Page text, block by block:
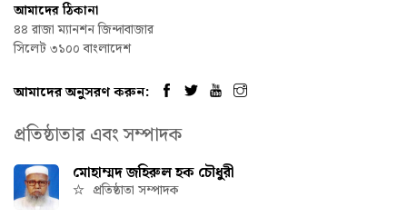
আমাদের ঠিকানা
৪৪ রাজা ম্যানশন জিন্দাবাজার
সিলেট ৩১০০ বাংলাদেশ
আমাদের অনুসরণ করুন:
প্রতিষ্ঠাতার এবং সম্পাদক
মোহাম্মদ জহিরুল হক চৌধুরী
প্রতিষ্ঠাতা সম্পাদক